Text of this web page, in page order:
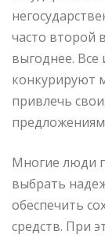
часто второй
выгоднее. Все
конкурируют
привлечь
Многие люди
выбрать
обеспечить
средств. При